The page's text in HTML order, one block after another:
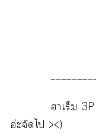
ฮาเร็ม
อ่ะจัดไ ><)